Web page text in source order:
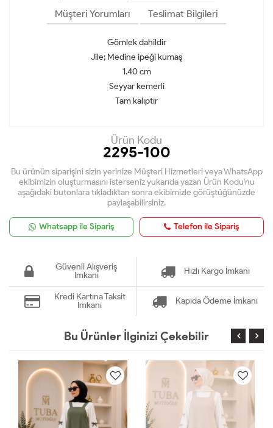
Müşteri Yorumları Teslimat Bilgileri
Gömlek dahildir
Jile; Medine ipeği kumaş
1.40 cm
Seyyar kemerli
Tam kalıptır
Ürün Kodu
2295-100
Bu ürünün siparişini sizin yerinize Müşteri Hizmetleri veya WhatsApp
ekibimizin oluşturmasını isterseniz yukarıda yazan Ürün Kodu'nu
aşağıdaki butonlara tıkladıktan sonra ekibimizle görüştüğünüzde
paylaşabilirsiniz.
Whatsapp ile Sipariş Telefon ile Sipariş
Güvenli Alışveriş
İmkanı
Hızlı Kargo İmkanı
Kredi Kartına Taksit
İmkanı
Kapıda Ödeme İmkanı
Bu Ürünler İlginizi Çekebilir